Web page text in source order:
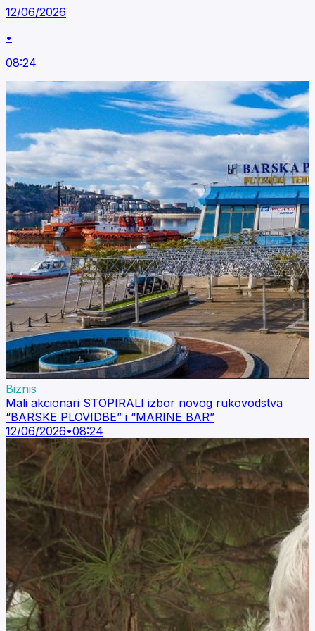
12/06/2026
•
08:24
Biznis
Mali akcionari STOPIRALI izbor novog rukovodstva
“BARSKE PLOVIDBE” i “MARINE BAR”
12/06/2026•08:24